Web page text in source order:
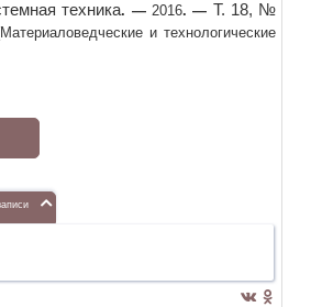
техника. —2016. — Т. 18, №
Материаловедческие и технологические